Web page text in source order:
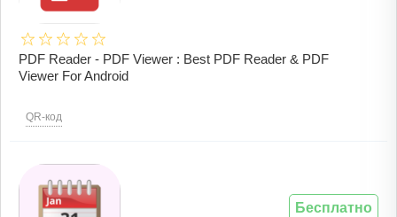
PDF Reader - PDF Viewer : Best PDF Reader & PDF
Viewer For Android
QR-код
Бесплатно